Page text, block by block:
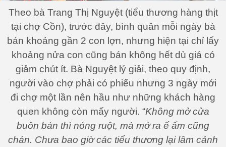
Theo bà Trang Thị Nguyệt (tiểu thương hàng thịt
tại chợ Cồn), trước đây, bình quân mỗi ngày bà
bán khoảng gần 2 con lợn, nhưng hiện tại chỉ lấy
khoảng nửa con cũng bán không hết dù giá có
giảm chút ít. Bà Nguyệt lý giải, theo quy định,
người vào chợ phải có phiếu nhưng 3 ngày mới
đi chợ một lần nên hầu như những khách hàng
quen không còn mấy người. “Không mở cửa
buôn bán thì nóng ruột, mà mở ra ế ẩm cũng
chán. Chưa bao giờ các tiểu thương lại lâm cảnh